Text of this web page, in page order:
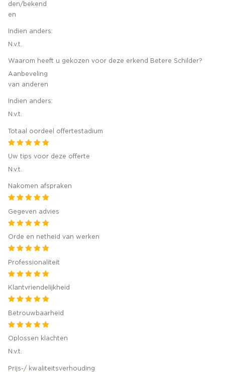
den/bekend
en
Indien anders:
N.v.t.
Waarom heeft u gekozen voor deze erkend Betere Schilder?
Aanbeveling
van anderen
Indien anders:
N.v.t.
Totaal oordeel offertestadium
Uw tips voor deze offerte
N.v.t.
Nakomen afspraken
Gegeven advies
Orde en netheid van werken
Professionaliteit
Klantvriendelijkheid
Betrouwbaarheid
Oplossen klachten
N.v.t.
Prijs-/ kwaliteitsverhouding